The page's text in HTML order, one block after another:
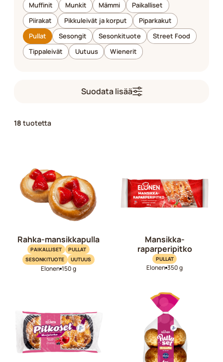
Muffinit
Munkit Mämmi
Paikalliset
Piirakat
Pikkuleivät ja korput
Piparkakut
Pullat
Sesongit Sesonkituote
Street Food
Tippaleivät
Uutuus Wienerit
Suodata lisää
18 tuotetta
Rahka-mansikkapulla
PAIKALLISET
PULLAT
SESONKITUOTE
UUTUUS
Elonen 150 g
Mansikka-
raparperipitko
PULLAT
Elonen 350 g